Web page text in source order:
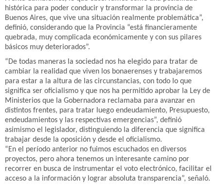
histórica para poder conducir y transformar la provincia de
Buenos Aires, que vive una situación realmente problemática”,
definió, considerando que la Provincia “está financieramente
quebrada, muy complicada económicamente y con sus pilares
básicos muy deteriorados”.
“De todas maneras la sociedad nos ha elegido para tratar de
cambiar la realidad que viven los bonaerenses y trabajaremos
para estar a la altura de las circunstancias, con todo lo que
significa ser oficialismo y que nos ha permitido aprobar la Ley de
Ministerios que la Gobernadora reclamaba para avanzar en
distintos frentes, para tratar luego endeudamiento, Presupuesto,
endeudamientos y las respectivas emergencias”, definió
asimismo el legislador, distinguiendo la diferencia que significa
trabajar desde la oposición y desde el oficialismo.
“En el período anterior no fuimos escuchados en diversos
proyectos, pero ahora tenemos un interesante camino por
recorrer en busca de instrumentar el voto electrónico, facilitar el
acceso a la información y lograr absoluta transparencia”, señaló.